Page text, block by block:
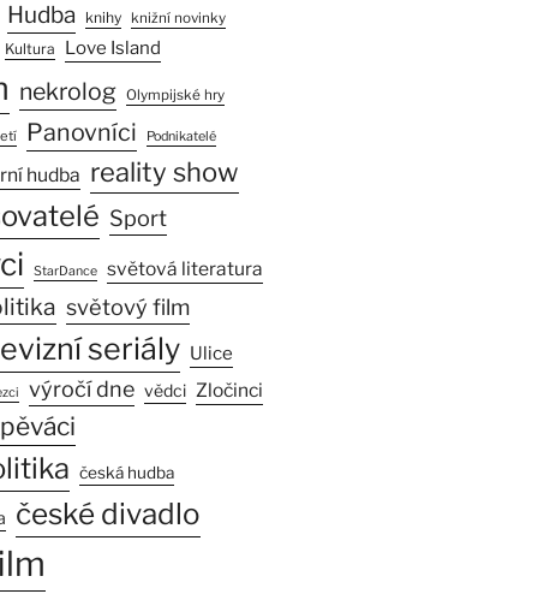
Hudba knihy knižní novinky
Kultura Love Island
nekrolog Olympijské hry
Panovníci Podnikatelé
hudba reality show
Sport
StarDance světová literatura
světový film
seriály Ulice
výročí dne vědci Zločinci
česká hudba
české divadlo